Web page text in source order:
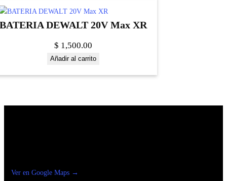
DEWALT 20V Max XR
$ 1,500.00
Añadir al carrito
Ver en Google Maps →